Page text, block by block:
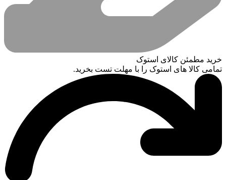
خرید مطمئن کالای استوک
تمامی کالا های استوک را با مهلت تست بخرید.